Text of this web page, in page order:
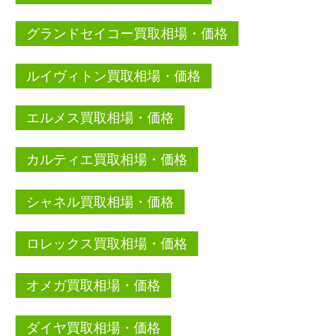
グランドセイコー買取相場・価格
ルイヴィトン買取相場・価格
エルメス買取相場・価格
カルティエ買取相場・価格
シャネル買取相場・価格
ロレックス買取相場・価格
オメガ買取相場・価格
ダイヤ買取相場・価格